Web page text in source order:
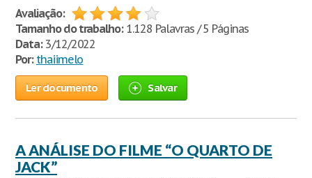
Avaliação:
Tamanho do trabalho:1.128 Palavras / 5 Páginas
Data:3/12/2022
Por: thaiimelo
Ler documento Salvar
A ANÁLISE DO FILME “O QUARTO DE
JACK”